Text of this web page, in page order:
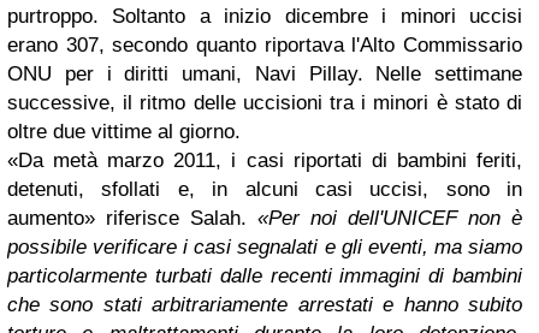
purtroppo. Soltanto a inizio dicembre i minori uccisi
erano 307, secondo quanto riportava l'Alto Commissario
ONU per i diritti umani, Navi Pillay. Nelle settimane
successive, il ritmo delle uccisioni tra i minori è stato di
oltre due vittime al giorno.
«Da metà marzo 2011, i casi riportati di bambini feriti,
detenuti, sfollati e, in alcuni casi uccisi, sono in
aumento» riferisce Salah. «Per noi dell'UNICEF non è
possibile verificare i casi segnalati e gli eventi, ma siamo
particolarmente turbati dalle recenti immagini di bambini
che sono stati arbitrariamente arrestati e hanno subito